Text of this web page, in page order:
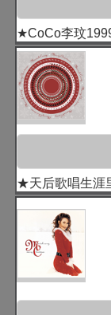
★CoCo李玟
★天后歌唱生涯